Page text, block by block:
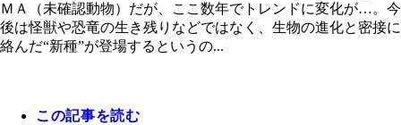
作家・オカルト研究家の山口敏太郎氏
ＭＡ（未確認動物）だが、ここ数年でトレンドに変化が…。今
後は怪獣や恐竜の生き残りなどではなく、生物の進化と密接に
絡んだ“新種”が登場するというの...
この記事を読む